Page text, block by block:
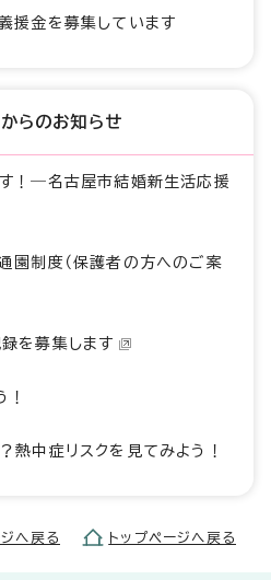
援金を募集しています
らのお知らせ
！―名古屋市結婚新生活応援
園制度（保護者の方へのご案
を募集します
！
熱中症リスクを見てみよう！
へ戻る トップページへ戻る